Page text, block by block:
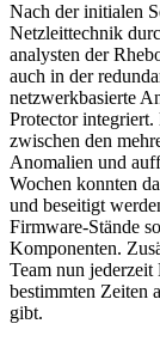
Nach der initialen
Netzleittechnik
analysten der
auch in der
netzwerkbasierte
Protector
zwischen den
Anomalien und
Wochen konnten
und beseitigt
Firmware-Stände
Komponenten.
Team nun
bestimmten Zeiten
gibt.